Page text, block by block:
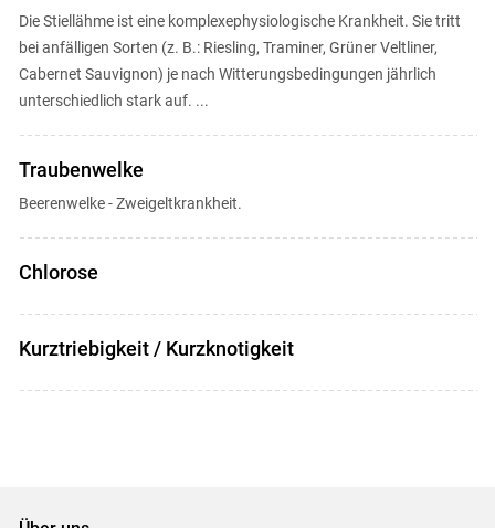
Die Stiellähme ist eine komplexephysiologische Krankheit. Sie tritt
bei anfälligen Sorten (z. B.: Riesling, Traminer, Grüner Veltliner,
Cabernet Sauvignon) je nach Witterungsbedingungen jährlich
unterschiedlich stark auf. ...
Traubenwelke
Beerenwelke - Zweigeltkrankheit.
Chlorose
Kurztriebigkeit / Kurzknotigkeit